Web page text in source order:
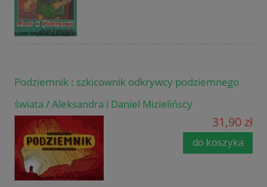
Podziemnik : szkicownik odkrywcy podziemnego
świata / Aleksandra i Daniel Mizielińscy
31,90 zł
do koszyka